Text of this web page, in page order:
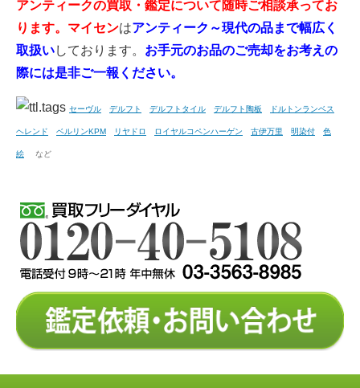
アンティークの買取・鑑定について随時ご相談承ってお
ります。 マイセンはアンティーク～現代の品まで幅広く
取扱いしております。 お手元のお品のご売却をお考えの
際には是非ご一報ください。
セーヴル デルフト デルフトタイル デルフト陶板 ドルトンランベス
ヘレンド ベルリンKPM リヤドロ ロイヤルコペンハーゲン 古伊万里 明染付 色
絵 など